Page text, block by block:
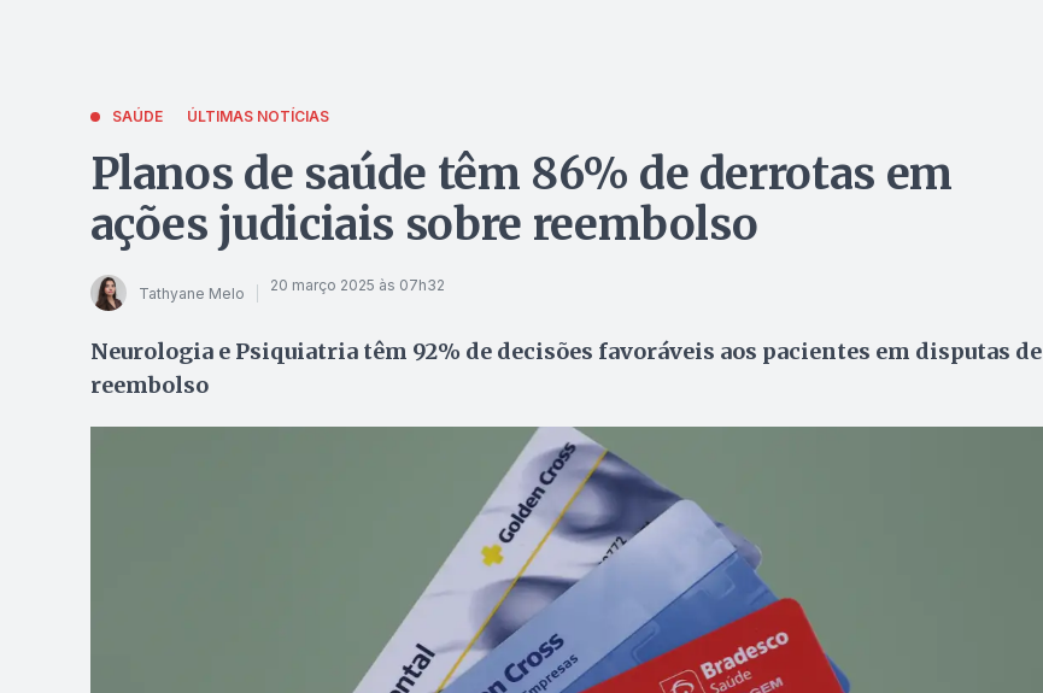
SAÚDE ÚLTIMAS NOTÍCIAS
Planos de saúde têm 86% de derrotas em
ações judiciais sobre reembolso
Tathyane Melo 20 março 2025 às 07h32
Neurologia e Psiquiatria têm 92% de decisões favoráveis aos pacientes em disputas de
reembolso